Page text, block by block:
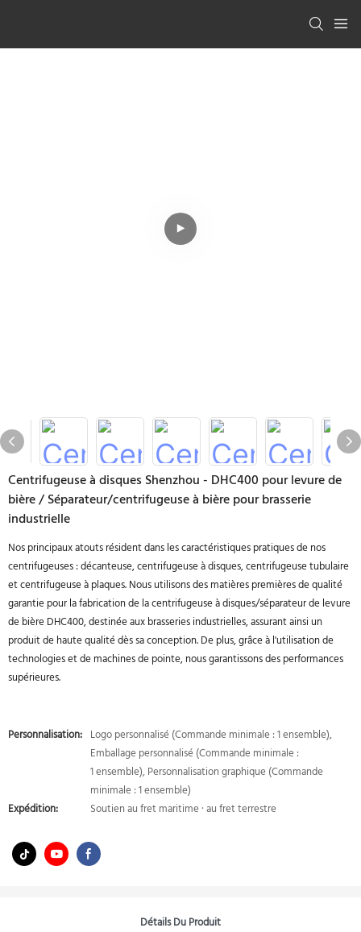
Centrifugeuse à disques Shenzhou - DHC400 pour levure de
bière / Séparateur/centrifugeuse à bière pour brasserie
industrielle
Nos principaux atouts résident dans les caractéristiques pratiques de nos
centrifugeuses : décanteuse, centrifugeuse à disques, centrifugeuse tubulaire
et centrifugeuse à plaques. Nous utilisons des matières premières de qualité
garantie pour la fabrication de la centrifugeuse à disques/séparateur de levure
de bière DHC400, destinée aux brasseries industrielles, assurant ainsi un
produit de haute qualité dès sa conception. De plus, grâce à l'utilisation de
technologies et de machines de pointe, nous garantissons des performances
supérieures.
Personnalisation: Logo personnalisé (Commande minimale : 1 ensemble),
Emballage personnalisé (Commande minimale :
1 ensemble), Personnalisation graphique (Commande
minimale : 1 ensemble)
Expédition:
Soutien au fret maritime · au fret terrestre
Détails Du Produit